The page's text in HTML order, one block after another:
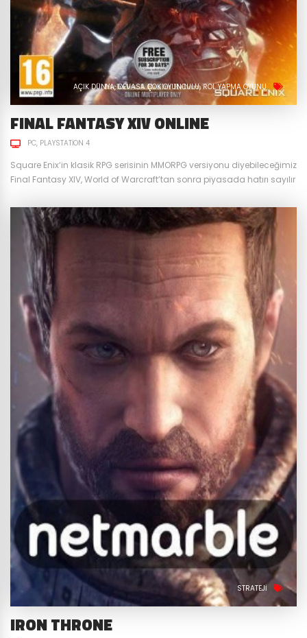
AÇIK DÜNYA DEVASA ÇOK OYUNCULU ROL YAPMA OYUNU
FINAL FANTASY XIV ONLINE
PC PLAYSTATION 4
Square Enix‘in klasik RPG serisinin MMORPG versiyonu diyebileceğimiz
Final Fantasy XIV, World of Warcraft’tan sonra piyasada hatırı sayılır
kaybetmemiş ender oyunlardan bir tanesi. Benzersiz Sınıf Sistemi
Final Fantasy XIV, diğer MMORPG oyunlarına kıyasla oyuncuyu
tamamen özgür bırakan bir sınıf sistemine sahip. 4 sınıf rolü ve
STRATEJI
IRON THRONE